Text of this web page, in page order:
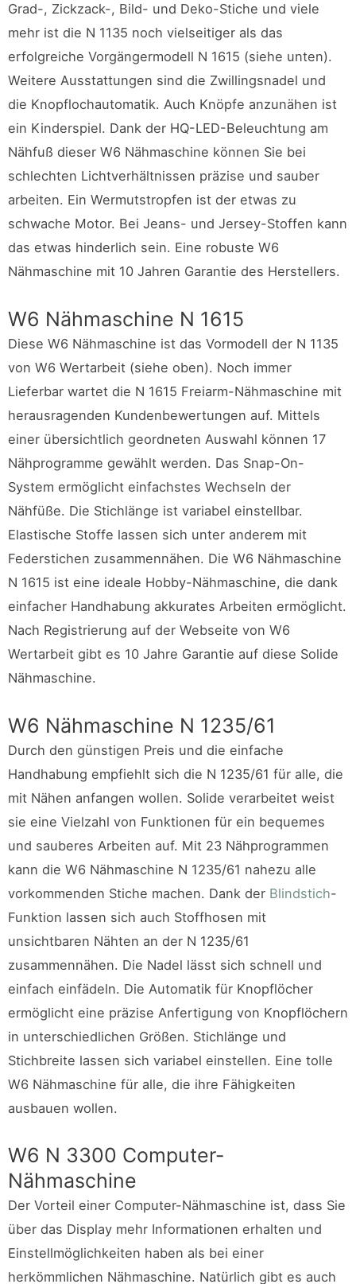
Grad-, Zickzack-, Bild- und Deko-Stiche und viele
mehr ist die N 1135 noch vielseitiger als das
erfolgreiche Vorgängermodell N 1615 (siehe unten).
Weitere Ausstattungen sind die Zwillingsnadel und
die Knopflochautomatik. Auch Knöpfe anzunähen ist
ein Kinderspiel. Dank der HQ-LED-Beleuchtung am
Nähfuß dieser W6 Nähmaschine können Sie bei
schlechten Lichtverhältnissen präzise und sauber
arbeiten. Ein Wermutstropfen ist der etwas zu
schwache Motor. Bei Jeans- und Jersey-Stoffen kann
das etwas hinderlich sein. Eine robuste W6
Nähmaschine mit 10 Jahren Garantie des Herstellers.
W6 Nähmaschine N 1615
Diese W6 Nähmaschine ist das Vormodell der N 1135
von W6 Wertarbeit (siehe oben). Noch immer
Lieferbar wartet die N 1615 Freiarm-Nähmaschine mit
herausragenden Kundenbewertungen auf. Mittels
einer übersichtlich geordneten Auswahl können 17
Nähprogramme gewählt werden. Das Snap-On-
System ermöglicht einfachstes Wechseln der
Nähfüße. Die Stichlänge ist variabel einstellbar.
Elastische Stoffe lassen sich unter anderem mit
Federstichen zusammennähen. Die W6 Nähmaschine
N 1615 ist eine ideale Hobby-Nähmaschine, die dank
einfacher Handhabung akkurates Arbeiten ermöglicht.
Nach Registrierung auf der Webseite von W6
Wertarbeit gibt es 10 Jahre Garantie auf diese Solide
Nähmaschine.
W6 Nähmaschine N 1235/61
Durch den günstigen Preis und die einfache
Handhabung empfiehlt sich die N 1235/61 für alle, die
mit Nähen anfangen wollen. Solide verarbeitet weist
sie eine Vielzahl von Funktionen für ein bequemes
und sauberes Arbeiten auf. Mit 23 Nähprogrammen
kann die W6 Nähmaschine N 1235/61 nahezu alle
vorkommenden Stiche machen. Dank der Blindstich-
Funktion lassen sich auch Stoffhosen mit
unsichtbaren Nähten an der N 1235/61
zusammennähen. Die Nadel lässt sich schnell und
einfach einfädeln. Die Automatik für Knopflöcher
ermöglicht eine präzise Anfertigung von Knopflöchern
in unterschiedlichen Größen. Stichlänge und
Stichbreite lassen sich variabel einstellen. Eine tolle
W6 Nähmaschine für alle, die ihre Fähigkeiten
ausbauen wollen.
W6 N 3300 Computer-
Nähmaschine
Der Vorteil einer Computer-Nähmaschine ist, dass Sie
über das Display mehr Informationen erhalten und
Einstellmöglichkeiten haben als bei einer
herkömmlichen Nähmaschine. Natürlich gibt es auch